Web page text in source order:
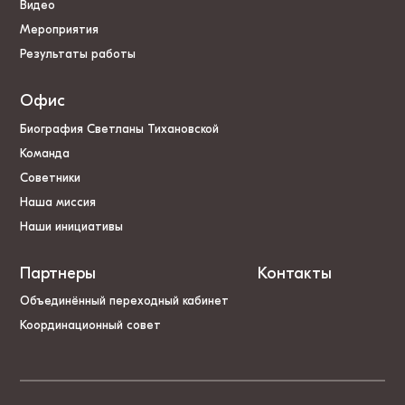
Видео
Мероприятия
Результаты работы
Офис
Биография Светланы Тихановской
Команда
Советники
Наша миссия
Наши инициативы
Партнеры
Объединённый переходный кабинет
Координационный совет
Контакты